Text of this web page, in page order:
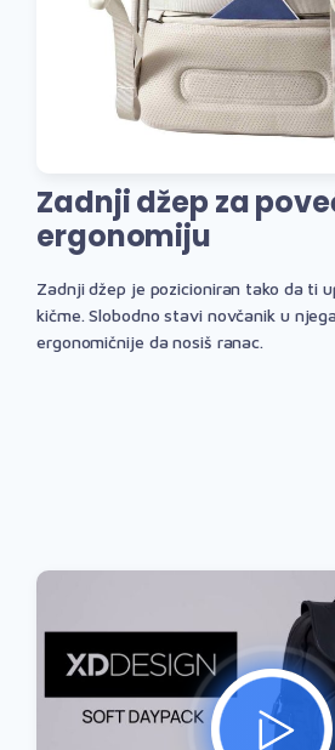
Zadnji džep za
ergonomiju
Zadnji džep je pozicioniran tako da ti
kičme. Slobodno stavi novčanik u
ergonomičnije da nosiš ranac.